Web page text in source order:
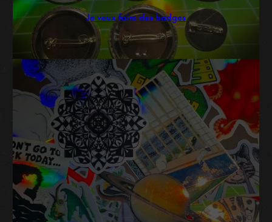
Je veux faire des badges